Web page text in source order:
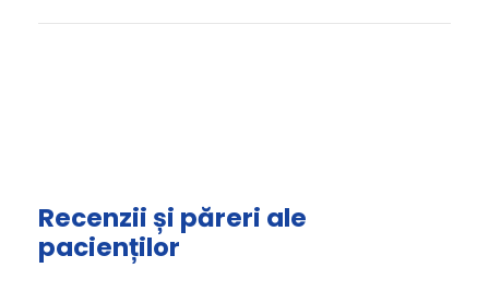
Recenzii și păreri ale
pacienților